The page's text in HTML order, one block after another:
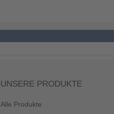
UNSERE PRODUKTE
Alle Produkte